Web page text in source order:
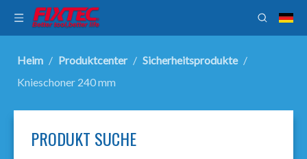
Heim / Produktcenter / Sicherheitsprodukte /
Knieschoner 240 mm
PRODUKT SUCHE